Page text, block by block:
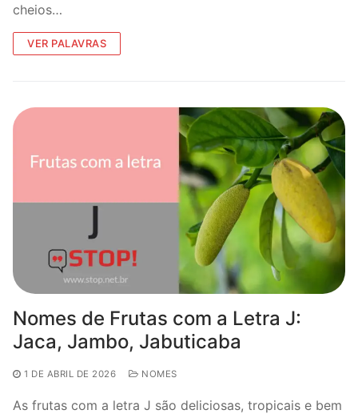
cheios…
VER PALAVRAS
Nomes de Frutas com a Letra J:
Jaca, Jambo, Jabuticaba
1 DE ABRIL DE 2026 NOMES
As frutas com a letra J são deliciosas, tropicais e bem